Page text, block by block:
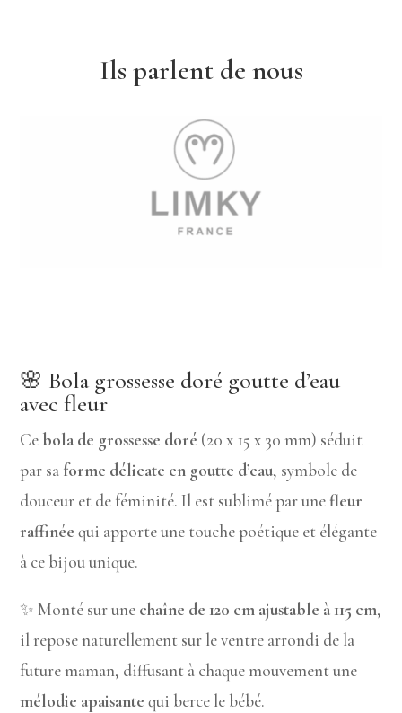
Ils parlent de nous
🌸 Bola grossesse doré goutte d’eau
avec fleur
Ce bola de grossesse doré (20 x 15 x 30 mm) séduit
par sa forme délicate en goutte d’eau, symbole de
douceur et de féminité. Il est sublimé par unefleur
raffinée qui apporte une touche poétique et élégante
à ce bijou unique.
✨ Monté sur une chaîne de 120 cm ajustable à 115 cm,
il repose naturellement sur le ventre arrondi de la
future maman, diffusant à chaque mouvement une
mélodie apaisante qui berce le bébé.